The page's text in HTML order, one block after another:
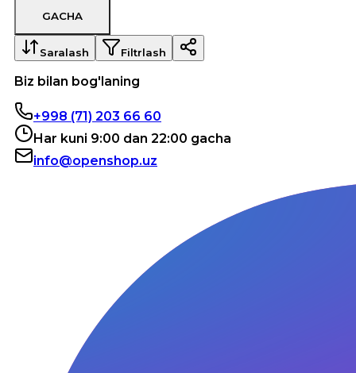
GACHA
Saralash Filtrlash
Biz bilan bog'laning
+998 (71) 203 66 60
Har kuni 9:00 dan 22:00 gacha
info@openshop.uz